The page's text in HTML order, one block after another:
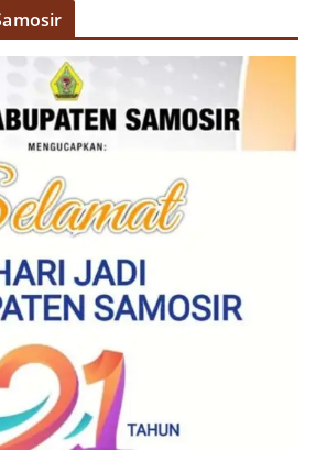
Polsek Medan Sunggal
Kelurahan Sunggal, Ingatkan
Bendera Merah Putih Jelang HUT
RI‎‎Medan, 5 Agustus 2026 — Dalam
Hari Ulang Tahun
Republik Indonesia yang ke-
Kelurahan
Muliyadi Suraukur, melaksanakan
Door to Door System (DDS)
di wilayah Kelurahan Sunggal,
Medan Sunggal, pada Rabu
tersebut berlangsung sejak
WIB hingga selesai, menyasar rumah-
di beberapa lingkungan yang ada di
Langsung ke Rumah
kegiatan ini, Aiptu Muliyadi
warga secara langsung dari
untuk menjalin silaturahmi
pesan-pesan
Kehadiran petugas disambut baik